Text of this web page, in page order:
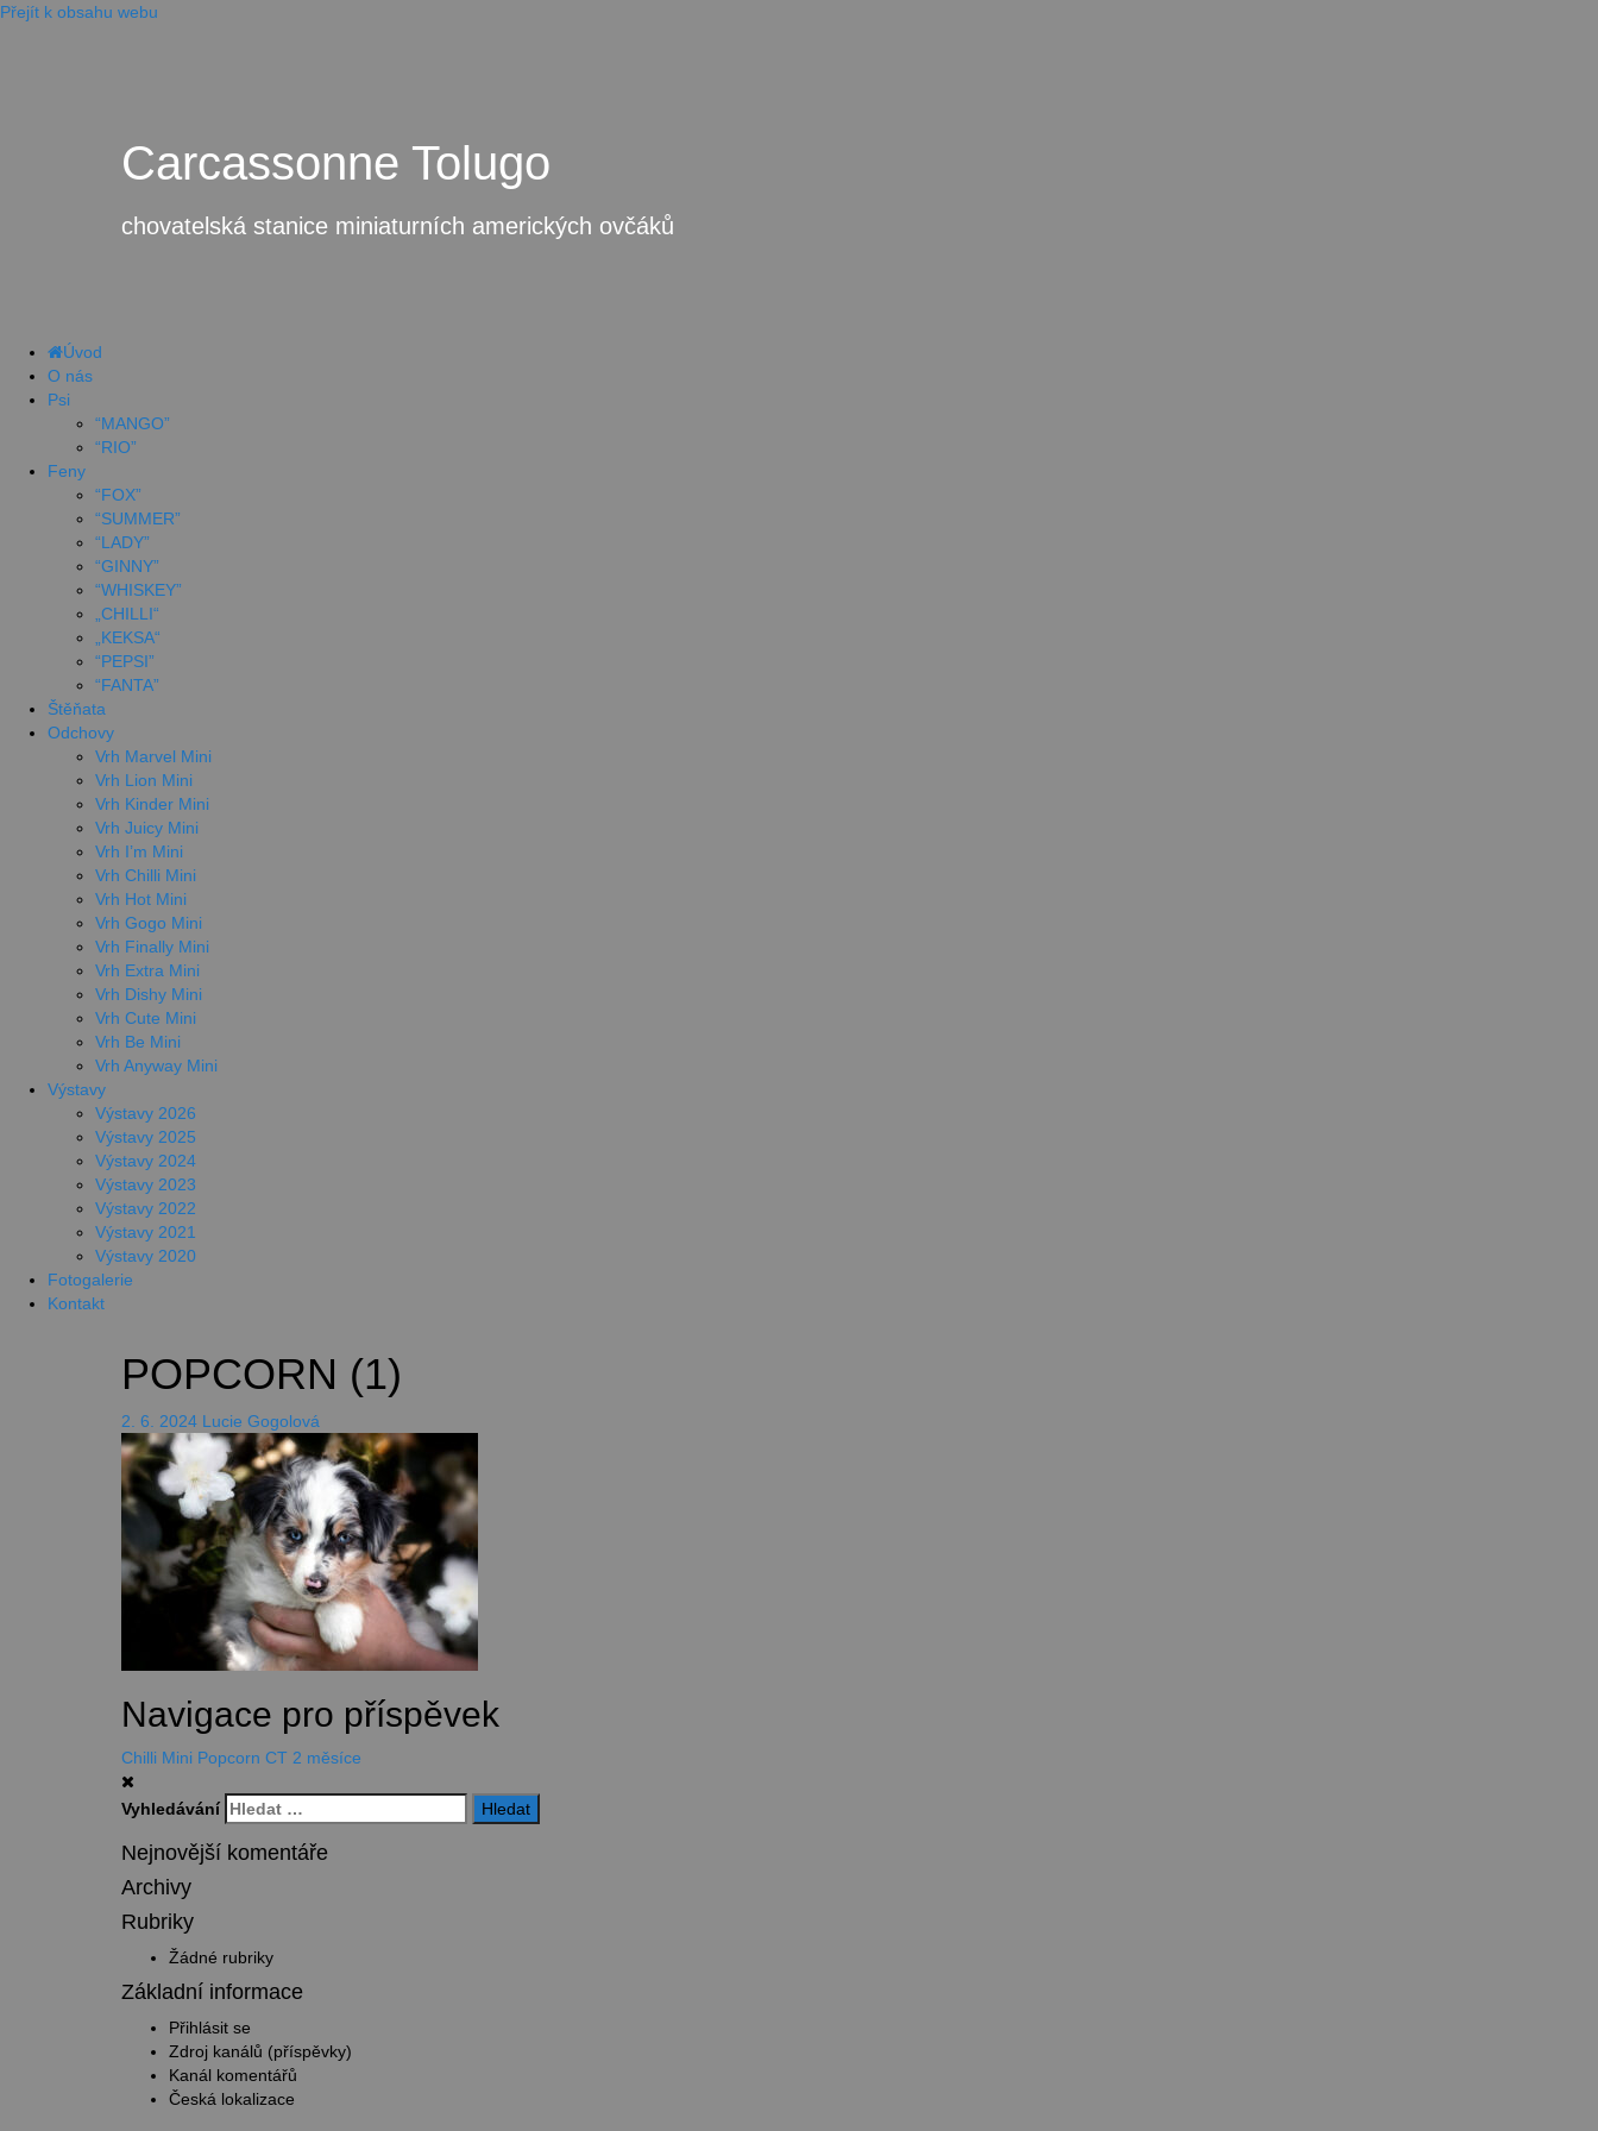
Přejít k obsahu webu
Carcassonne Tolugo
chovatelská stanice miniaturních amerických ovčáků
Úvod
O nás
Psi
“MANGO”
“RIO”
Feny
“FOX”
“SUMMER”
“LADY”
“GINNY”
“WHISKEY”
„CHILLI“
„KEKSA“
“PEPSI”
“FANTA”
Štěňata
Odchovy
Vrh Marvel Mini
Vrh Lion Mini
Vrh Kinder Mini
Vrh Juicy Mini
Vrh I’m Mini
Vrh Chilli Mini
Vrh Hot Mini
Vrh Gogo Mini
Vrh Finally Mini
Vrh Extra Mini
Vrh Dishy Mini
Vrh Cute Mini
Vrh Be Mini
Vrh Anyway Mini
Výstavy
Výstavy 2026
Výstavy 2025
Výstavy 2024
Výstavy 2023
Výstavy 2022
Výstavy 2021
Výstavy 2020
Fotogalerie
Kontakt
POPCORN (1)
2. 6. 2024 Lucie Gogolová
Navigace pro příspěvek
Chilli Mini Popcorn CT 2 měsíce
Vyhledávání
Nejnovější komentáře
Archivy
Rubriky
Žádné rubriky
Základní informace
Přihlásit se
Zdroj kanálů (příspěvky)
Kanál komentářů
Česká lokalizace